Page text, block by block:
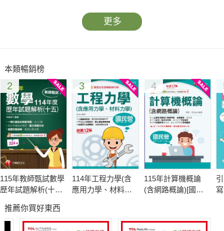
◎法規+新聞2合1，掌握決勝關鍵考點
法學大意一科所牽涉的法律範圍極為廣泛，除了藉由本書有系統
將來都有可能成為考題之一，當所有人站在相同的法學大意根基
之上時，如何比別人更有機會獲取更多分數呢？相信時事題的補
充一定是決勝的關鍵！
◎滿分實力試題演練，輕鬆戰勝難題
書末除了有最新試題與解析，另外在各章也有分門別類收錄相關
考題，只要多加演練，將錯誤的題目細心訂正，必能快速提升解
題能力，藉由大量的試題來理解考試的重點與脈絡，如此一來，
在考場上更能得心應手，輕鬆制霸考場！"
更多
本類暢銷榜
2
115年教師甄試數學
歷年試題解析(十
試]
3
114年工程力學(含
應用力學、材料力
4
115年計算機概論
(含網路概論)[國民
推薦你買好東西